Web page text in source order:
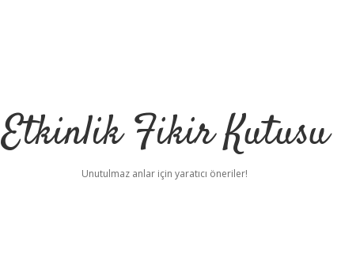
Etkinlik Fikir Kutusu
Unutulmaz anlar için yaratıcı öneriler!